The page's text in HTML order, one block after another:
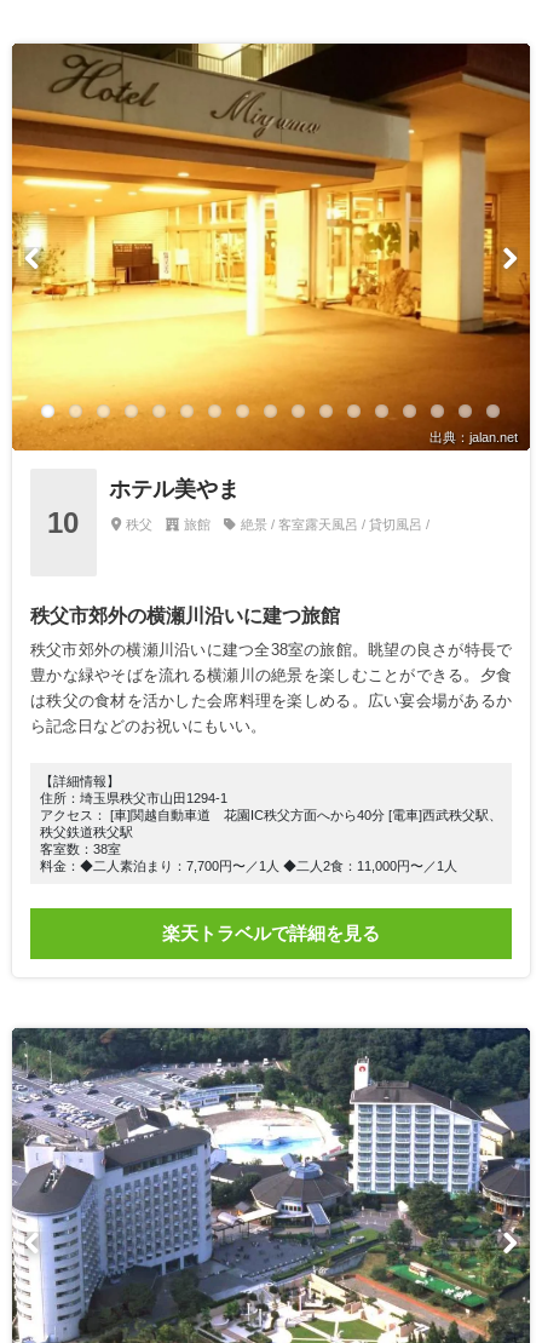
出典：jalan.net
10
ホテル美やま
秩父 旅館 絶景 / 客室露天風呂 / 貸切風呂 /
秩父市郊外の横瀬川沿いに建つ旅館
秩父市郊外の横瀬川沿いに建つ全38室の旅館。眺望の良さが特長で
豊かな緑やそばを流れる横瀬川の絶景を楽しむことができる。夕食
は秩父の食材を活かした会席料理を楽しめる。広い宴会場があるか
ら記念日などのお祝いにもいい。
【詳細情報】
住所：埼玉県秩父市山田1294-1
アクセス： [車]関越自動車道 花園IC秩父方面へから40分 [電車]西武秩父駅、
秩父鉄道秩父駅
客室数：38室
料金：◆二人素泊まり：7,700円〜／1人 ◆二人2食：11,000円〜／1人
楽天トラベルで詳細を見る